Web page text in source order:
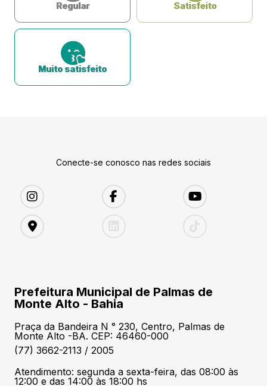
Regular Satisfeito
Muito satisfeito
Conecte-se conosco nas redes sociais
Prefeitura Municipal de Palmas de
Monte Alto - Bahia
Praça da Bandeira N ° 230, Centro, Palmas de
Monte Alto -BA. CEP: 46460-000
(77) 3662-2113 / 2005
Atendimento: segunda a sexta-feira, das 08:00 às
12:00 e das 14:00 às 18:00 hs